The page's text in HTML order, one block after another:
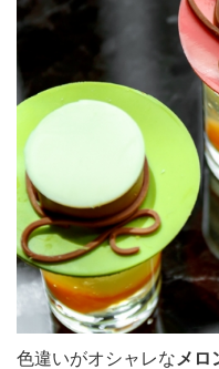
色違いがオシャレな メロ